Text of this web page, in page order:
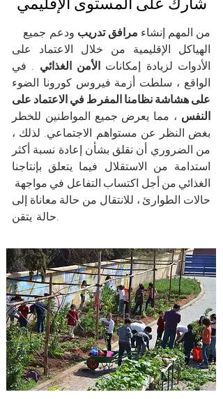
من المهم إنشاء مرافق تدريب ودعم جميع
الهياكل الإقليمية من خلال الاعتماد على
الأدوات لزيادة إمكانات الأمن الغذائي . في
الواقع ، سلطت أزمة فيروس كورونا الضوء
على هشاشة نظامنا المفرط في الاعتماد على
النفس ، مما يعرض جميع المواطنين للخطر
بغض النظر عن مستواهم الاجتماعي. لذلك ،
من الضروري أن نقلق بشأن إعادة نسبة أكثر
استدامة من الاستقلال فيما يتعلق بإنتاجنا
الغذائي من أجل اكتساب التفاعل في مواجهة
حالات الطوارئ ، للانتقال من حالة معاناة إلى
حالة يتقن.